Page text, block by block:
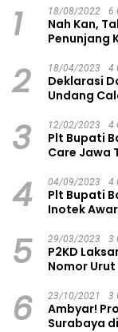
1 18/08/2022 6
Nah Kan,
Penunjang
2 18/04/2023 4
Deklarasi
Undang
3 12/02/2023 4
Plt Bupati
Care Jawa
4 04/09/2023 4
Plt Bupati
Inotek
5 29/03/2023 3
P2KD
Nomor
6 23/10/2021 3
Ambyar!
Surabaya